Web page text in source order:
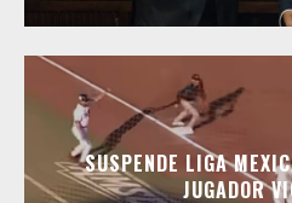
SUSPENDE LIGA
JUGADOR